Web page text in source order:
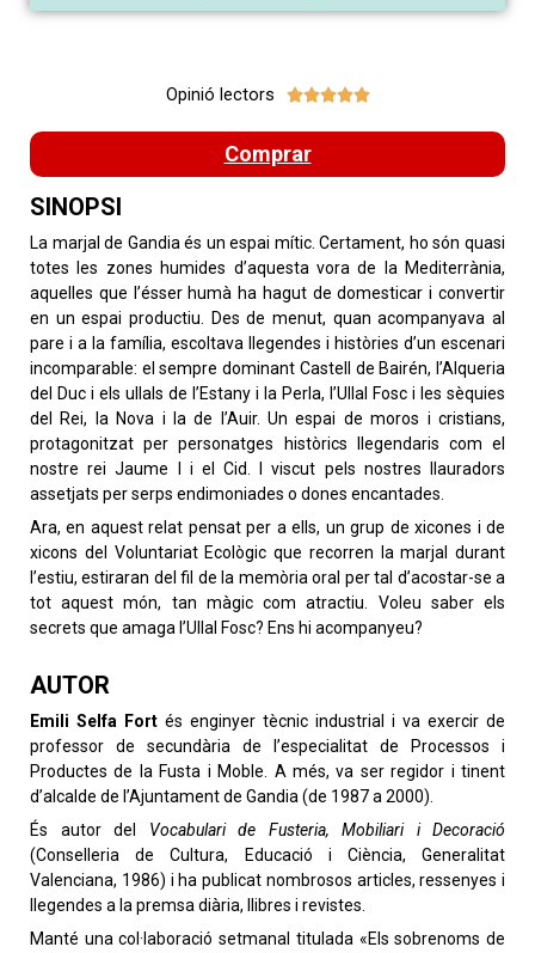
Opinió lectors 
Comprar
SINOPSI
La marjal de Gandia és un espai mític. Certament, ho són quasi
totes les zones humides d’aquesta vora de la Mediterrània,
aquelles que l’ésser humà ha hagut de domesticar i convertir
en un espai productiu. Des de menut, quan acompanyava al
pare i a la família, escoltava llegendes i històries d’un escenari
incomparable: el sempre dominant Castell de Bairén, l’Alqueria
del Duc i els ullals de l’Estany i la Perla, l’Ullal Fosc i les sèquies
del Rei, la Nova i la de l’Auir. Un espai de moros i cristians,
protagonitzat per personatges històrics llegendaris com el
nostre rei Jaume I i el Cid. I viscut pels nostres llauradors
assetjats per serps endimoniades o dones encantades.
Ara, en aquest relat pensat per a ells, un grup de xicones i de
xicons del Voluntariat Ecològic que recorren la marjal durant
l’estiu, estiraran del fil de la memòria oral per tal d’acostar-se a
tot aquest món, tan màgic com atractiu. Voleu saber els
secrets que amaga l’Ullal Fosc? Ens hi acompanyeu?
AUTOR
Emili Selfa Fort és enginyer tècnic industrial i va exercir de
professor de secundària de l’especialitat de Processos i
Productes de la Fusta i Moble. A més, va ser regidor i tinent
d’alcalde de l’Ajuntament de Gandia (de 1987 a 2000).
És autor del Vocabulari de Fusteria, Mobiliari i Decoració
(Conselleria de Cultura, Educació i Ciència, Generalitat
Valenciana, 1986) i ha publicat nombrosos articles, ressenyes i
llegendes a la premsa diària, llibres i revistes.
Manté una col·laboració setmanal titulada «Els sobrenoms de